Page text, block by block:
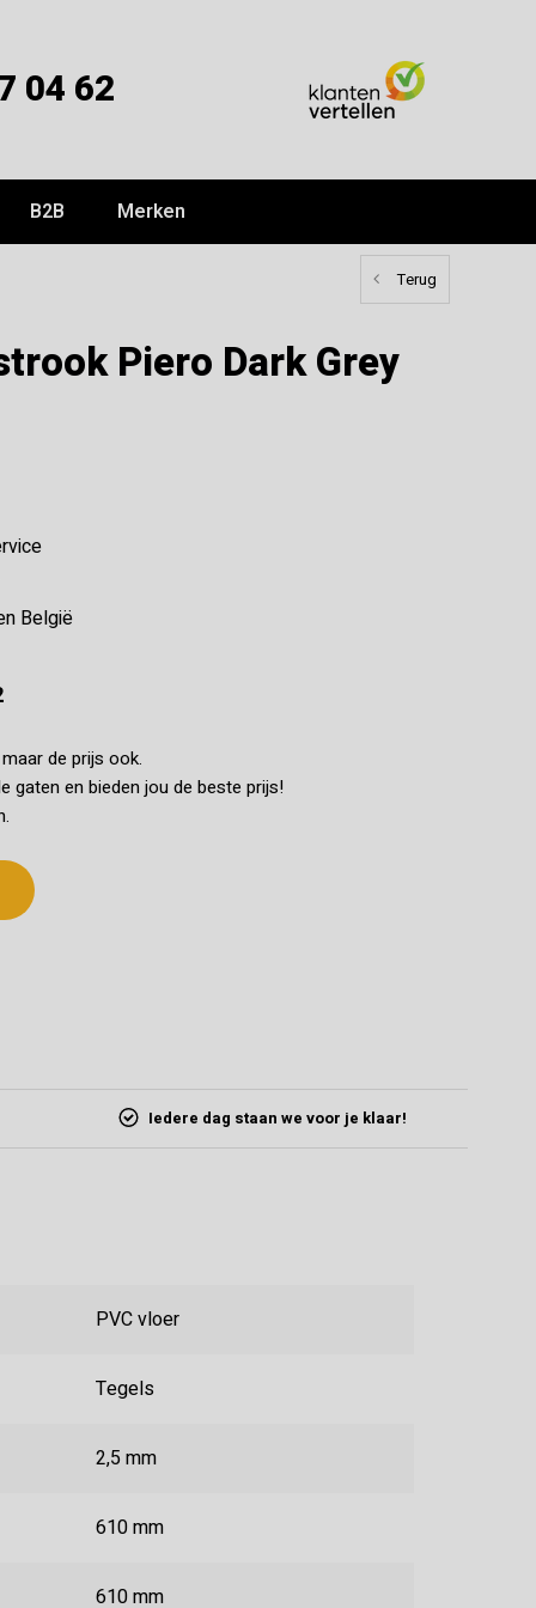
04 62
B2B Merken
Terug
Piero Dark Grey
België
de prijs ook.
gaten en bieden jou de beste prijs!
Iedere dag staan we voor je klaar!
PVC vloer
Tegels
2,5 mm
610 mm
610 mm